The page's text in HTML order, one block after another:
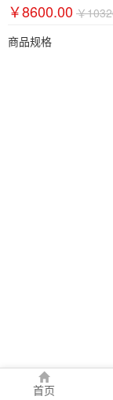
￥8600.00 ￥
商品规格
首页